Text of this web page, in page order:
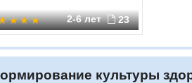
2-6 лет 23
культуры